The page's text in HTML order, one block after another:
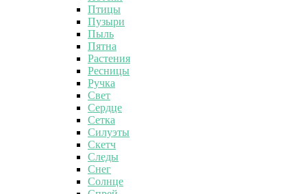
Птицы
Пузыри
Пыль
Пятна
Растения
Ресницы
Ручка
Свет
Сердце
Сетка
Силуэты
Скетч
Следы
Снег
Солнце